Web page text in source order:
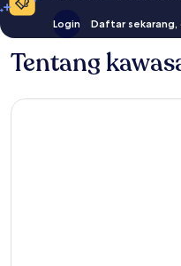
Login Daftar sekarang,
Tentang